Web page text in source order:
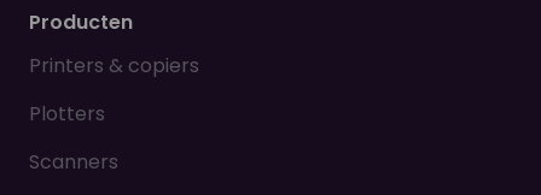
Producten
Printers & copiers
Plotters
Scanners